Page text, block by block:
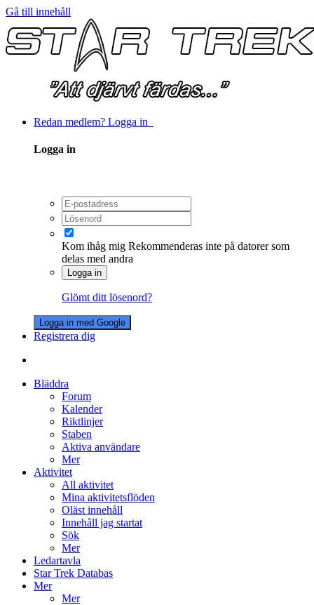
Gå till innehåll
Redan medlem? Logga in
Logga in
Kom ihåg mig Rekommenderas inte på datorer som
delas med andra
Logga in
Glömt ditt lösenord?
Logga in med Google
Registrera dig
Bläddra
Forum
Kalender
Riktlinjer
Staben
Aktiva användare
Mer
Aktivitet
All aktivitet
Mina aktivitetsflöden
Oläst innehåll
Innehåll jag startat
Sök
Mer
Ledartavla
Star Trek Databas
Mer
Mer